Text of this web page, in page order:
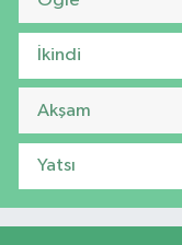
İkindi
Akşam
Yatsı